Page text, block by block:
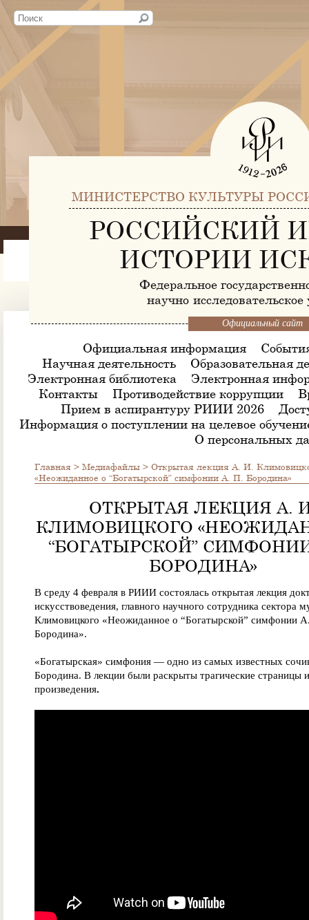
МИНИСТЕРСТВО КУЛЬТУРЫ
РОССИЙСКИЙ
ИСТОРИИ
Федеральное
научно-
Официальный сайт
Официальная информация
Научная деятельность
Образовательная
Электронная библиотека
Электронная
Контакты
Противодействие коррупции
Прием в аспирантуру РИИИ 2026
Информация о поступлении на целевое
О персональных
Главная > Медиафайлы > Открытая лекция А. И.
«Неожиданное о “Богатырской” симфонии А. П. Бородина»
ОТКРЫТАЯ ЛЕКЦИЯ А.
КЛИМОВИЦКОГО
“БОГАТЫРСКОЙ”
БОРОДИНА»
В среду 4 февраля в РИИИ состоялась открытая лекция
искусствоведения, главного научного сотрудника сектора
Климовицкого «Неожиданное о “Богатырской” симфонии
Бородина».
«Богатырская» симфония — одно из самых известных
Бородина. В лекции были раскрыты трагические страницы
произведения.